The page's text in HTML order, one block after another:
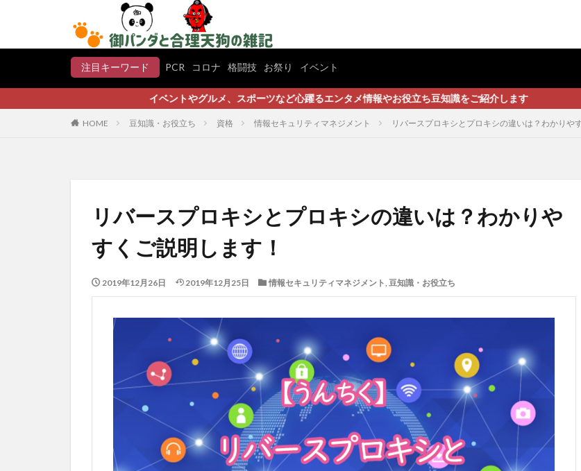
注目キーワード PCR コロナ 格闘技 お祭り イベント
イベントやグルメ、スポーツなど心躍るエンタメ情報やお役立ち豆知識をご紹介します
HOME 豆知識・お役立ち 資格 情報セキュリティマネジメント リバースプロキシとプロキシの違いは？わかりや
リバースプロキシとプロキシの違いは？わかりや
すくご説明します！
2019年12月26日 2019年12月25日 情報セキュリティマネジメント, 豆知識・お役立ち